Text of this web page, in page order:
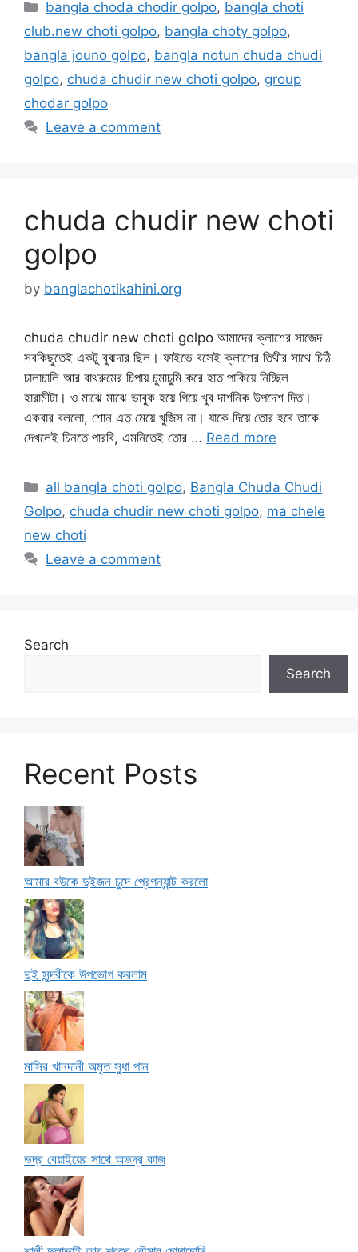
Categories
bangla choda chodir golpo, bangla choti
club.new choti golpo, bangla choty golpo,
bangla jouno golpo, bangla notun chuda chudi
golpo, chuda chudir new choti golpo, group
chodar golpo
Leave a comment
chuda chudir new choti
golpo
by banglachotikahini.org
chuda chudir new choti golpo আমাদের ক্লাশের সাজেদ
সবকিছুতেই একটু বুঝদার ছিল। ফাইভে বসেই ক্লাশের তিথীর সাথে চিঠি
চালাচালি আর বাথরুমের চিপায় চুমাচুমি করে হাত পাকিয়ে নিচ্ছিল
হারামীটা। ও মাঝে মাঝে ভাবুক হয়ে গিয়ে খুব দার্শনিক উপদেশ দিত।
একবার বললো, শোন এত মেয়ে খুজিস না। যাকে দিয়ে তোর হবে তাকে
দেখলেই চিনতে পারবি, এমনিতেই তোর … Read more
Categories
all bangla choti golpo, Bangla Chuda Chudi
Golpo, chuda chudir new choti golpo, ma chele
new choti
Leave a comment
Search
Search
Recent Posts
আমার বউকে দুইজন চুদে প্রেগন্যান্ট করলো
দুই সুন্দরীকে উপভোগ করলাম
মাসির খানদানী অমৃত সুধা পান
ভদ্র বেয়াইয়ের সাথে অভদ্র কাজ